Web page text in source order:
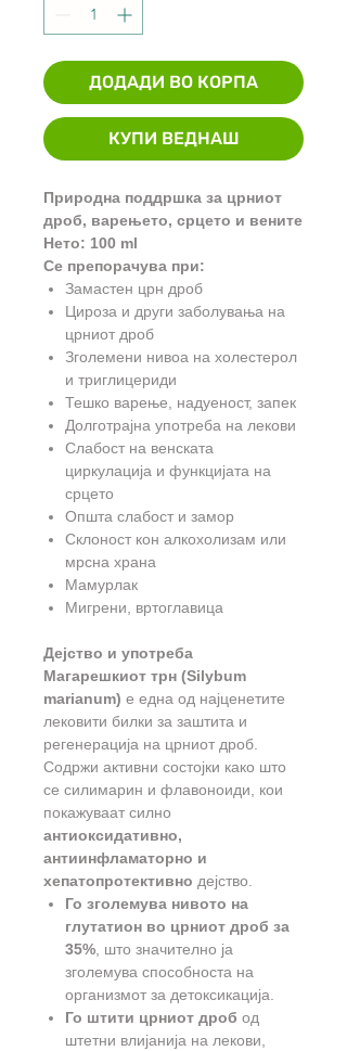
ДОДАДИ ВО КОРПА
КУПИ ВЕДНАШ
Природна поддршка за црниот
дроб, варењето, срцето и вените
Нето: 100 ml
Се препорачува при:
Замастен црн дроб
Цироза и други заболувања на
црниот дроб
Зголемени нивоа на холестерол
и триглицериди
Тешко варење, надуеност, запек
Долготрајна употреба на лекови
Слабост на венската
циркулација и функцијата на
срцето
Општа слабост и замор
Склоност кон алкохолизам или
мрсна храна
Мамурлак
Мигрени, вртоглавица
Дејство и употреба
Магарешкиот трн (Silybum
marianum) е една од најценетите
лековити билки за заштита и
регенерација на црниот дроб.
Содржи активни состојки како што
се силимарин и флавоноиди, кои
покажуваат силно
антиоксидативно,
антиинфламаторно и
хепатопротективно дејство.
Го зголемува нивото на
глутатион во црниот дроб за
35%, што значително ја
зголемува способноста на
организмот за детоксикација.
Го штити црниот дроб од
штетни влијанија на лекови,